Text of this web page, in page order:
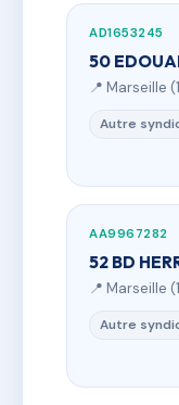
AD1653245
50
📍 Marseille
Autre
AA9967282
52 BD
📍 Marseille
Autre